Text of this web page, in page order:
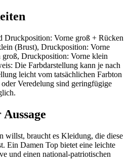
Druckposition: Vorne groß + Rücken
(Brust), Druckposition: Vorne
Druckposition: Vorne klein
Die Farbdarstellung kann je nach
leicht vom tatsächlichen Farbton
Veredelung sind geringfügige
willst, braucht es Kleidung, die diese
Ein Damen Top bietet eine leichte
und einen national-patriotischen